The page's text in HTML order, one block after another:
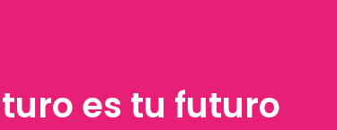
es tu futuro